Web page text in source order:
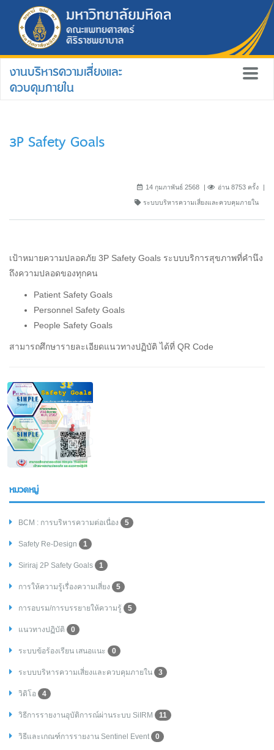
งานบริหารความเสี่ยงและ
ควบคุมภายใน
3P Safety Goals
14 กุมภาพันธ์ 2568 อ่าน 8753 ครั้ง
ระบบบริหารความเสี่ยงและควบคุมภายใน
เป้าหมายความปลอดภัย 3P Safety Goals ระบบบริการสุขภาพที่คำนึง
ถึงความปลอดของทุกคน
Patient Safety Goals
Personnel Safety Goals
People Safety Goals
สามารถศึกษารายละเอียดแนวทางปฏิบัติ ได้ที่ QR Code
หมวดหมู่
BCM : การบริหารความต่อเนื่อง 5
Safety Re-Design 1
Siriraj 2P Safety Goals 1
การให้ความรู้เรื่องความเสี่ยง 5
การอบรม/การบรรยายให้ความรู้ 5
แนวทางปฏิบัติ 0
ระบบข้อร้องเรียน เสนอแนะ 0
ระบบบริหารความเสี่ยงและควบคุมภายใน 3
วิดิโอ 4
วิธีการรายงานอุบัติการณ์ผ่านระบบ SiIRM 11
วิธีและเกณฑ์การรายงาน Sentinel Event 0